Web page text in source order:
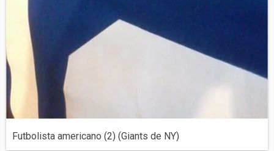
Futbolista americano (2) (Giants de NY)